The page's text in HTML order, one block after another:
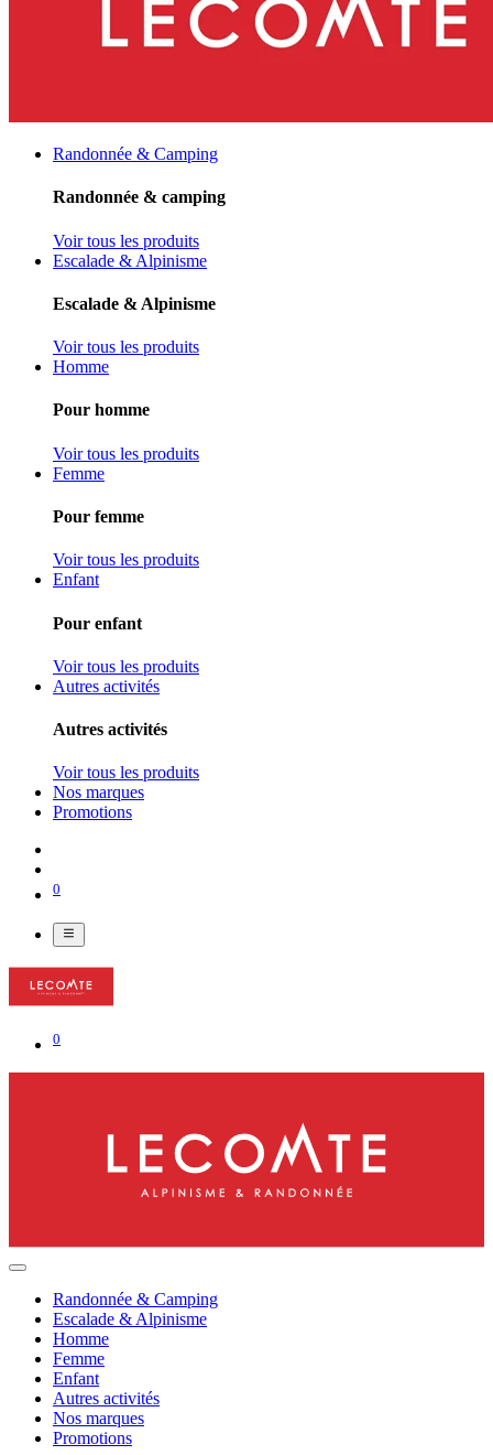
Randonnée & Camping
Randonnée & camping
Voir tous les produits
Escalade & Alpinisme
Escalade & Alpinisme
Voir tous les produits
Homme
Pour homme
Voir tous les produits
Femme
Pour femme
Voir tous les produits
Enfant
Pour enfant
Voir tous les produits
Autres activités
Autres activités
Voir tous les produits
Nos marques
Promotions
0
0
Randonnée & Camping
Escalade & Alpinisme
Homme
Femme
Enfant
Autres activités
Nos marques
Promotions